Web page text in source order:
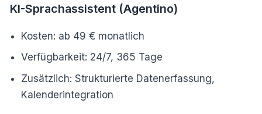
KI-Sprachassistent (Agentino)
Kosten: ab 49 € monatlich
Verfügbarkeit: 24/7, 365 Tage
Zusätzlich: Strukturierte Datenerfassung,
Kalenderintegration